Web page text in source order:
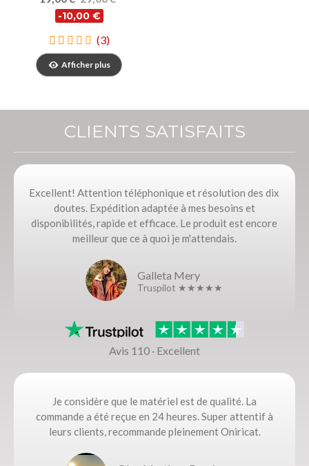
-10,00 €
(3)
Afficher plus
CLIENTS SATISFAITS
Excellent! Attention téléphonique et résolution des dix
doutes. Expédition adaptée à mes besoins et
disponibilités, rapide et efficace. Le produit est encore
meilleur que ce à quoi je m'attendais.
Galleta Mery
Truspilot ★★★★★
Avis 110 · Excellent
Je considère que le matériel est de qualité. La
commande a été reçue en 24 heures. Super attentif à
leurs clients, recommande pleinement Oniricat.